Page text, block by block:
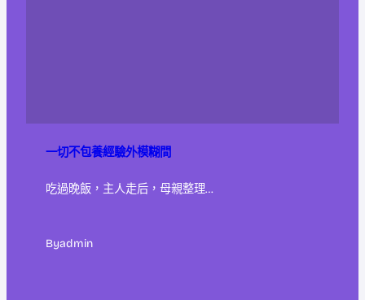
一切不包養經驗外模糊間
吃過晚飯，主人走后，母親整理…
Byadmin